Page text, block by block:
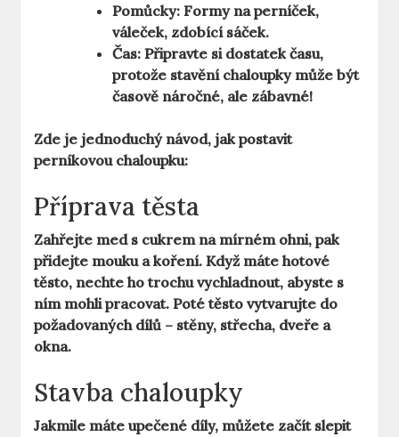
Pomůcky: Formy na perníček,
váleček, zdobící sáček.
Čas: Připravte si dostatek času,
protože stavění chaloupky může být
časově náročné, ale zábavné!
Zde je jednoduchý návod, jak postavit
perníkovou chaloupku:
Příprava těsta
Zahřejte med s cukrem na mírném ohni, pak
přidejte mouku a koření. Když máte hotové
těsto, nechte ho trochu vychladnout, abyste s
ním mohli pracovat. Poté těsto vytvarujte do
požadovaných dílů – stěny, střecha, dveře a
okna.
Stavba chaloupky
Jakmile máte upečené díly, můžete začít slepit